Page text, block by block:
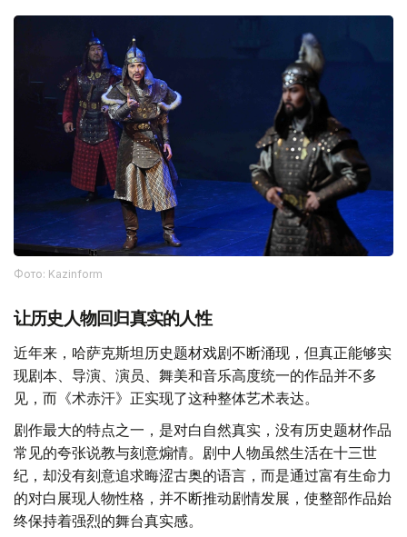
Фото: Kazinform
让历史人物回归真实的人性
近年来，哈萨克斯坦历史题材戏剧不断涌现，但真正能够实
现剧本、导演、演员、舞美和音乐高度统一的作品并不多
见，而《术赤汗》正实现了这种整体艺术表达。
剧作最大的特点之一，是对白自然真实，没有历史题材作品
常见的夸张说教与刻意煽情。剧中人物虽然生活在十三世
纪，却没有刻意追求晦涩古奥的语言，而是通过富有生命力
的对白展现人物性格，并不断推动剧情发展，使整部作品始
终保持着强烈的舞台真实感。